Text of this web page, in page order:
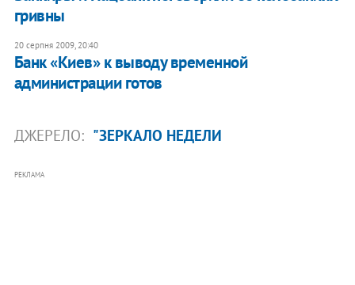
гривны
20 серпня 2009, 20:40
Банк «Киев» к выводу временной
администрации готов
ДЖЕРЕЛО: "ЗЕРКАЛО НЕДЕЛИ
РЕКЛАМА